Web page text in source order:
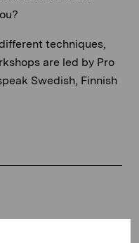
techniques,
are led by Pro
Swedish, Finnish